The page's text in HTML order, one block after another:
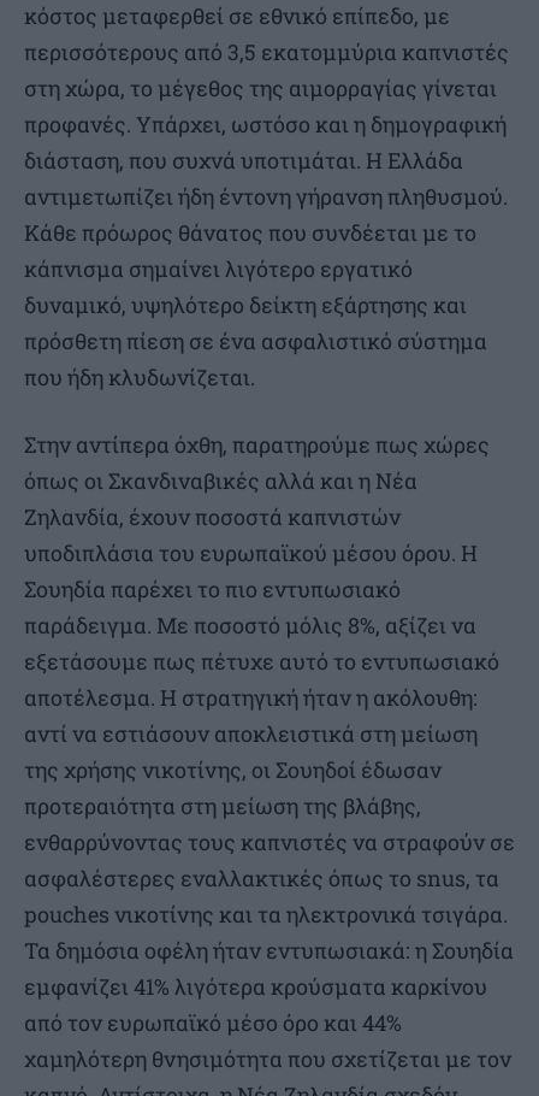
κόστος μεταφερθεί σε εθνικό επίπεδο, με
περισσότερους από 3,5 εκατομμύρια καπνιστές
στη χώρα, το μέγεθος της αιμορραγίας γίνεται
προφανές. Υπάρχει, ωστόσο και η δημογραφική
διάσταση, που συχνά υποτιμάται. Η Ελλάδα
αντιμετωπίζει ήδη έντονη γήρανση πληθυσμού.
Κάθε πρόωρος θάνατος που συνδέεται με το
κάπνισμα σημαίνει λιγότερο εργατικό
δυναμικό, υψηλότερο δείκτη εξάρτησης και
πρόσθετη πίεση σε ένα ασφαλιστικό σύστημα
που ήδη κλυδωνίζεται.
Στην αντίπερα όχθη, παρατηρούμε πως χώρες
όπως οι Σκανδιναβικές αλλά και η Νέα
Ζηλανδία, έχουν ποσοστά καπνιστών
υποδιπλάσια του ευρωπαϊκού μέσου όρου. Η
Σουηδία παρέχει το πιο εντυπωσιακό
παράδειγμα. Με ποσοστό μόλις 8%, αξίζει να
εξετάσουμε πως πέτυχε αυτό το εντυπωσιακό
αποτέλεσμα. Η στρατηγική ήταν η ακόλουθη:
αντί να εστιάσουν αποκλειστικά στη μείωση
της χρήσης νικοτίνης, οι Σουηδοί έδωσαν
προτεραιότητα στη μείωση της βλάβης,
ενθαρρύνοντας τους καπνιστές να στραφούν σε
ασφαλέστερες εναλλακτικές όπως το snus, τα
pouches νικοτίνης και τα ηλεκτρονικά τσιγάρα.
Τα δημόσια οφέλη ήταν εντυπωσιακά: η Σουηδία
εμφανίζει 41% λιγότερα κρούσματα καρκίνου
από τον ευρωπαϊκό μέσο όρο και 44%
χαμηλότερη θνησιμότητα που σχετίζεται με τον